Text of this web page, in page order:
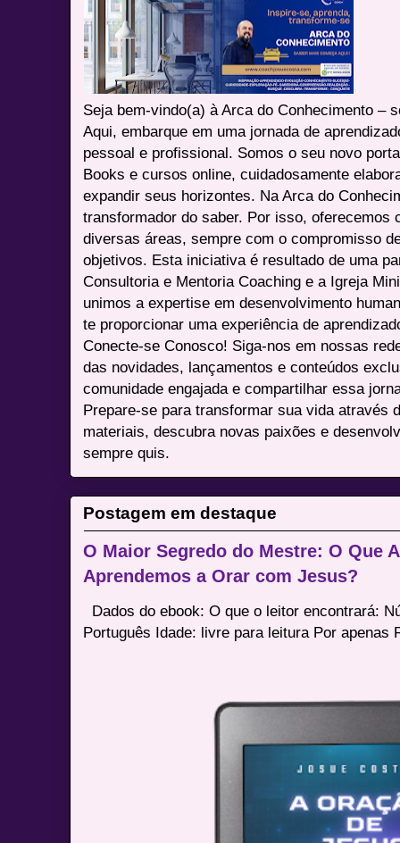
Seja bem-vindo(a) à Arca do Conhecimento –
Aqui, embarque em uma jornada de
pessoal e profissional. Somos o seu novo
Books e cursos online, cuidadosamente
expandir seus horizontes. Na Arca do
transformador do saber. Por isso, oferecemos
diversas áreas, sempre com o compromisso
objetivos. Esta iniciativa é resultado de uma
Consultoria e Mentoria Coaching e a Igreja
unimos a expertise em desenvolvimento
te proporcionar uma experiência de
Conecte-se Conosco! Siga-nos em nossas
das novidades, lançamentos e conteúdos
comunidade engajada e compartilhar essa
Prepare-se para transformar sua vida através
materiais, descubra novas paixões e
sempre quis.
Postagem em destaque
O Maior Segredo do Mestre: O Que
Aprendemos a Orar com Jesus?
Dados do ebook: O que o leitor encontrará:
Português Idade: livre para leitura Por apenas